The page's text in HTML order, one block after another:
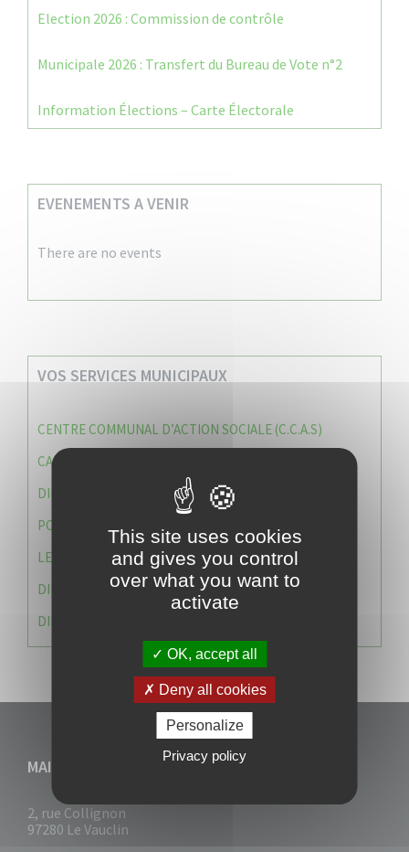
Election 2026 : Commission de contrôle
Municipale 2026 : Transfert du Bureau de Vote n°2
Information Élections – Carte Électorale
EVENEMENTS A VENIR
There are no events
VOS SERVICES MUNICIPAUX
CENTRE COMMUNAL D’ACTION SOCIALE (C.C.A.S)
CAISSE DES ÉCOLES
DIRECTION DES SERVICES TECHNIQUES
POLICE MUNICIPALE
LE CABINET DU MAIRE
DIRECTION DES RESSOURCES ET MOYENS
DIRECTION DU DEVELLOPPEMENT URBAIN DURABL
MAIRIE DU VAUCLIN
2, rue Collignon
97280 Le Vauclin
This site uses cookies
and gives you control
over what you want to
activate
OK, accept all
Deny all cookies
Personalize
Privacy policy